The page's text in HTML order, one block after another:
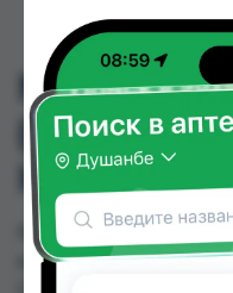
NASIVIN
NASIVIN
можно купить или